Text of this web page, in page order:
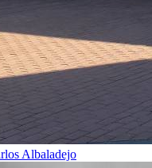
Albaladejo